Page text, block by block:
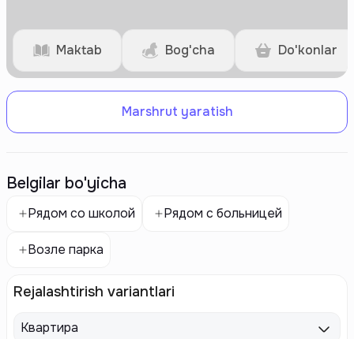
Maktab Bog'cha Do'konlar
Marshrut yaratish
Belgilar bo'yicha
Рядом со школой Рядом с больницей
Возле парка
Rejalashtirish variantlari
Квартира